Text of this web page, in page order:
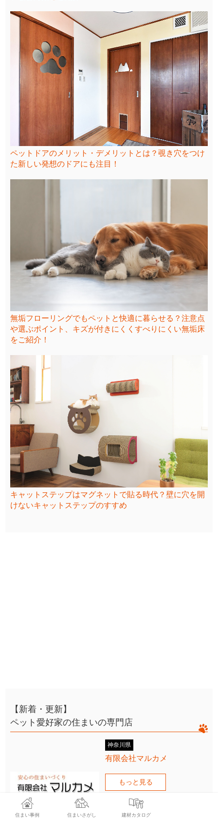
ペットドアのメリット・デメリットとは？覗き穴をつけ
た新しい発想のドアにも注目！
無垢フローリングでもペットと快適に暮らせる？注意点
や選ぶポイント、キズが付きにくくすべりにくい無垢床
をご紹介！
キャットステップはマグネットで貼る時代？壁に穴を開
けないキャットステップのすすめ
【新着・更新】
ペット愛好家の住まいの専門店
神奈川県
有限会社マルカメ
もっと見る
住まい事例 住まいさがし 建材カタログ